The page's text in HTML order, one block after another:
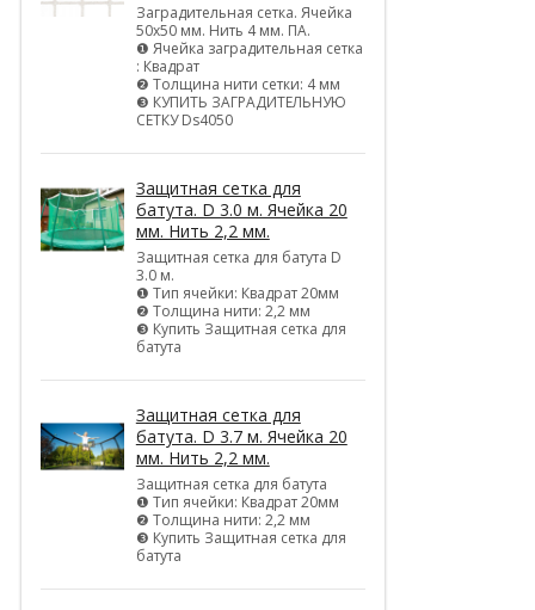
Заградительная сетка. Ячейка
50х50 мм. Нить 4 мм. ПА.
❶ Ячейка заградительная сетка
: Квадрат
❷ Толщина нити сетки: 4 мм
❸ КУПИТЬ ЗАГРАДИТЕЛЬНУЮ
СЕТКУ Ds4050
Защитная сетка для
батута. D 3.0 м. Ячейка 20
мм. Нить 2,2 мм.
Защитная сетка для батута D
3.0 м.
❶ Тип ячейки: Квадрат 20мм
❷ Толщина нити: 2,2 мм
❸ Купить Защитная сетка для
батута
Защитная сетка для
батута. D 3.7 м. Ячейка 20
мм. Нить 2,2 мм.
Защитная сетка для батута
❶ Тип ячейки: Квадрат 20мм
❷ Толщина нити: 2,2 мм
❸ Купить Защитная сетка для
батута